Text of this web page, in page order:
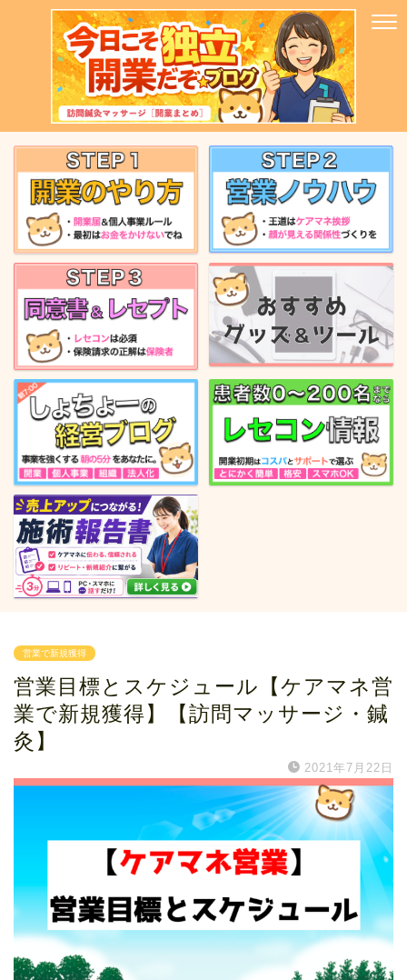
営業で新規獲得
営業目標とスケジュール【ケアマネ営
業で新規獲得】【訪問マッサージ・鍼
灸】
2021年7月22日